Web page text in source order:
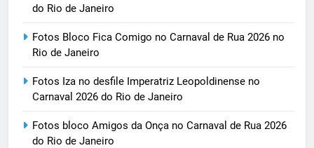
do Rio de Janeiro
Fotos Bloco Fica Comigo no Carnaval de Rua 2026 no
Rio de Janeiro
Fotos Iza no desfile Imperatriz Leopoldinense no
Carnaval 2026 do Rio de Janeiro
Fotos bloco Amigos da Onça no Carnaval de Rua 2026
do Rio de Janeiro